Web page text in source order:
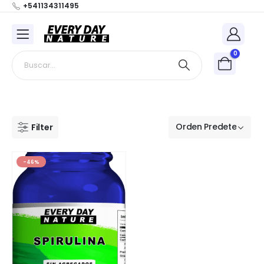
+541134311495
0
Filter
-46%